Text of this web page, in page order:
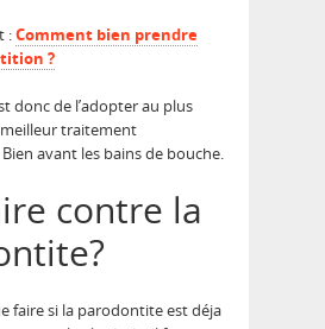
:Comment bien prendre
?
donc de l’adopter au plus
meilleur traitement
avant les bains de bouche.
contre la
faire si la parodontite est déja